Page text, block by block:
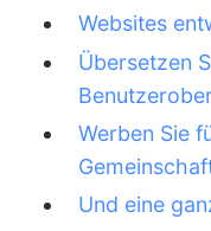
Websites
Übersetzen
Werben Sie
Und eine